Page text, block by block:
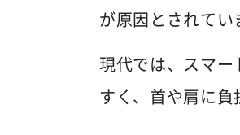
が原因とされてい
現代では、スマ
すく、首や肩に負